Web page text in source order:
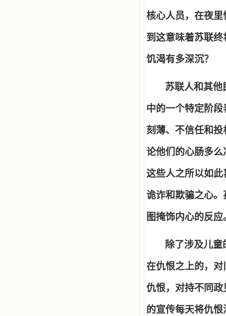
核心人员，在夜
到这意味着苏联
饥渴有多深沉？
苏联人和其他
中的一个特定阶
刻薄、不信任和
论他们的心肠多
这些人之所以如
诡诈和欺骗之心
图掩饰内心的反应
除了涉及儿
在仇恨之上的，
仇恨，对持不同
的宣传每天将仇